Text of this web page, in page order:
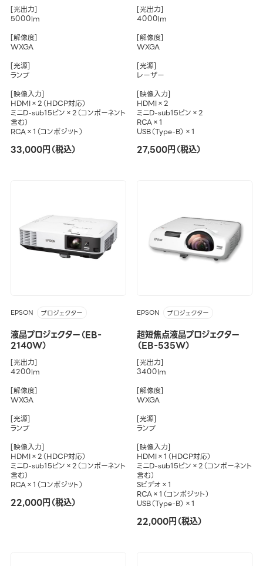
[光出力]
5000lm
[解像度]
WXGA
[光源]
ランプ
[映像入力]
HDMI×2（HDCP対応）
ミニD-sub15ピン×2（コンポーネント
含む）
RCA×1（コンポジット）
33,000円（税込）
[光出力]
4000lm
[解像度]
WXGA
[光源]
レーザー
[映像入力]
HDMI×2
ミニD-sub15ピン×2
RCA×1
USB（Type-B）×1
27,500円（税込）
EPSON プロジェクター
液晶プロジェクター（EB-
2140W）
[光出力]
4200lm
[解像度]
WXGA
[光源]
ランプ
[映像入力]
HDMI×2（HDCP対応）
ミニD-sub15ピン×2（コンポーネント
含む）
RCA×1（コンポジット）
22,000円（税込）
EPSON プロジェクター
超短焦点液晶プロジェクター
（EB-535W）
[光出力]
3400lm
[解像度]
WXGA
[光源]
ランプ
[映像入力]
HDMI×1（HDCP対応）
ミニD-sub15ピン×2（コンポーネント
含む）
Sビデオ×1
RCA×1（コンポジット）
USB（Type-B）×1
22,000円（税込）